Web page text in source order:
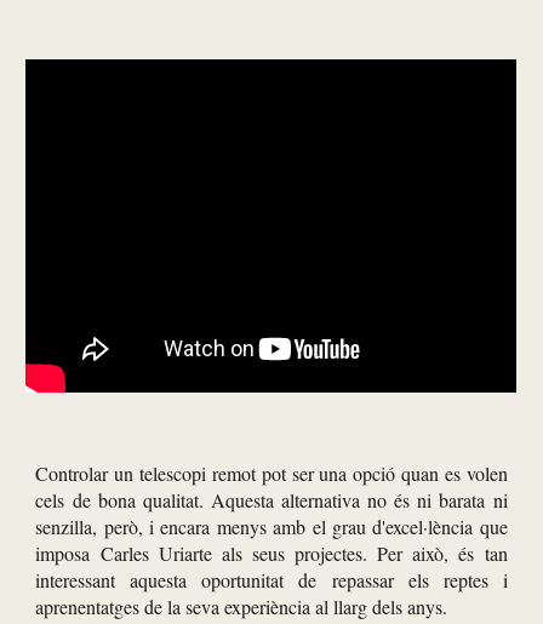
Controlar un telescopi remot pot ser una opció quan es volen
cels de bona qualitat. Aquesta alternativa no és ni barata ni
senzilla, però, i encara menys amb el grau d'excel·lència que
imposa Carles Uriarte als seus projectes. Per això, és tan
interessant aquesta oportunitat de repassar els reptes i
aprenentatges de la seva experiència al llarg dels anys.